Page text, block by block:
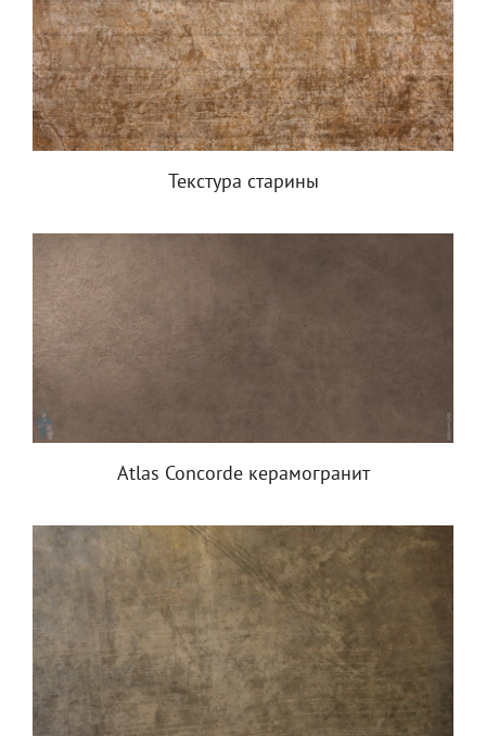
Текстура старины
Atlas Concorde керамогранит